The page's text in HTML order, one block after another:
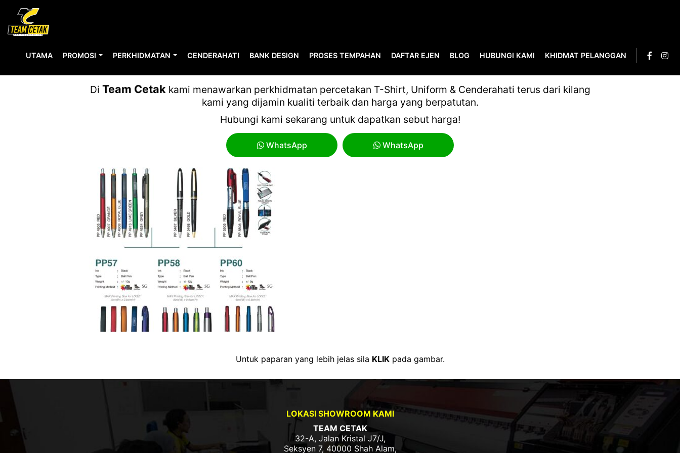
UTAMA PROMOSI PERKHIDMATAN CENDERAHATI BANK DESIGN PROSES TEMPAHAN DAFTAR EJEN BLOG HUBUNGI KAMI KHIDMAT PELANGGAN
Di Team Cetakkami menawarkan perkhidmatan percetakan T-Shirt, Uniform & Cenderahati terus dari kilang
kami yang dijamin kualiti terbaik dan harga yang berpatutan.
Hubungi kami sekarang untuk dapatkan sebut harga!
WhatsApp WhatsApp
Untuk paparan yang lebih jelas sila KLIKpada gambar.
LOKASI SHOWROOM KAMI
TEAM CETAK
32-A, Jalan Kristal J7/J,
Seksyen 7, 40000 Shah Alam,